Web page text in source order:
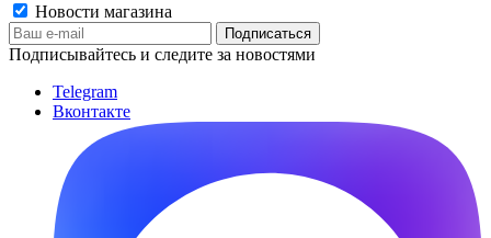
Новости магазина
Подписывайтесь и следите за новостями
Telegram
Вконтакте